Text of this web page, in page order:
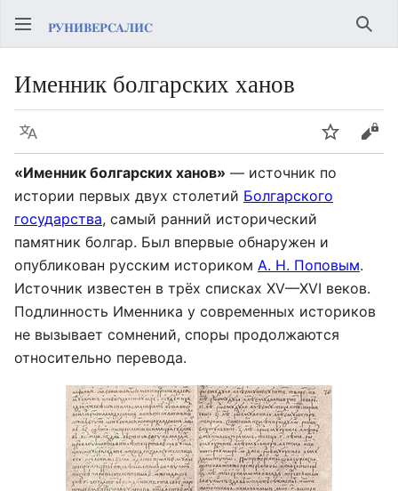
Именник болгарских ханов
Язык Следить
«Именник болгарских ханов» — источник по
истории первых двух столетий Болгарского
государства, самый ранний исторический
памятник болгар. Был впервые обнаружен и
опубликован русским историком А. Н. Поповым.
Источник известен в трёх списках XV—XVI веков.
Подлинность Именника у современных историков
не вызывает сомнений, споры продолжаются
относительно перевода.